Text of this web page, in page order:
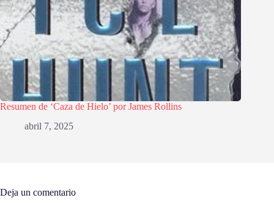
Resumen de ‘Caza de Hielo’ por James Rollins
abril 7, 2025
Deja un comentario